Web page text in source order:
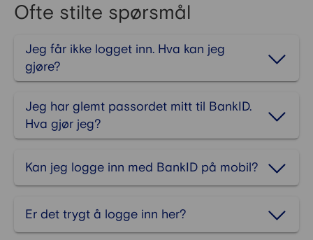
Ofte stilte spørsmål
Jeg får ikke logget inn. Hva kan jeg
gjøre?
Jeg har glemt passordet mitt til BankID.
Hva gjør jeg?
Kan jeg logge inn med BankID på mobil?
Er det trygt å logge inn her?